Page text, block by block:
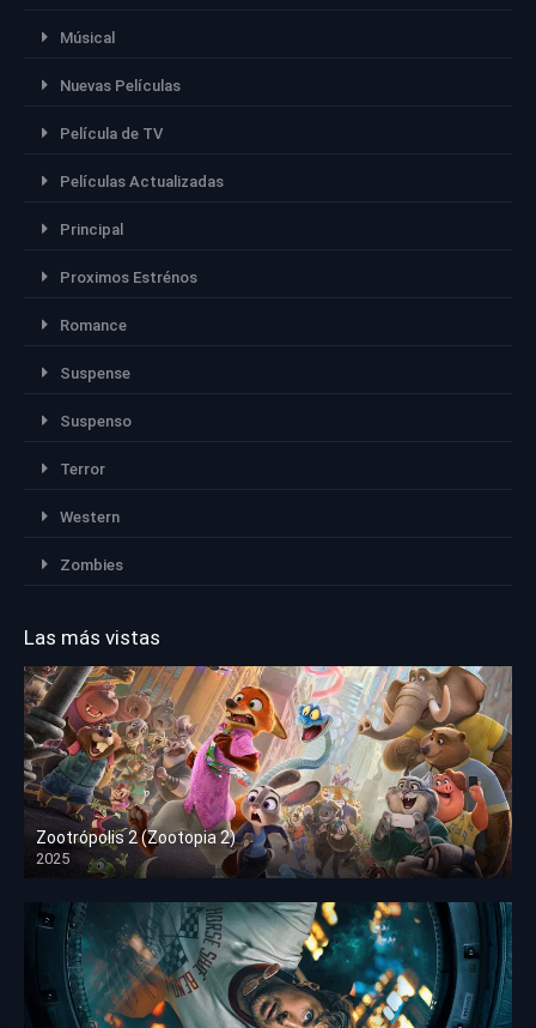
Músical
Nuevas Películas
Película de TV
Películas Actualizadas
Principal
Proximos Estrénos
Romance
Suspense
Suspenso
Terror
Western
Zombies
Las más vistas
Zootrópolis 2 (Zootopia 2)
2025
HD 1080p